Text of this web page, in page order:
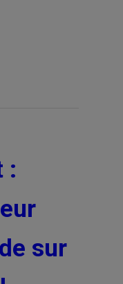
:
sur